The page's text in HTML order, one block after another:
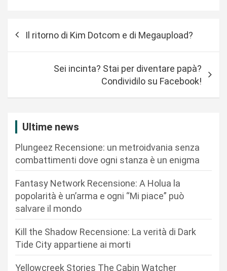
Il ritorno di Kim Dotcom e di Megaupload?
Sei incinta? Stai per diventare papà?
Condividilo su Facebook!
Ultime news
Plungeez Recensione: un metroidvania senza
combattimenti dove ogni stanza è un enigma
Fantasy Network Recensione: A Holua la
popolarità è un’arma e ogni “Mi piace” può
salvare il mondo
Kill the Shadow Recensione: La verità di Dark
Tide City appartiene ai morti
Yellowcreek Stories The Cabin Watcher